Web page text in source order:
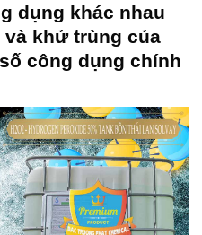
dụng khác nhau
khử trùng của
công dụng chính